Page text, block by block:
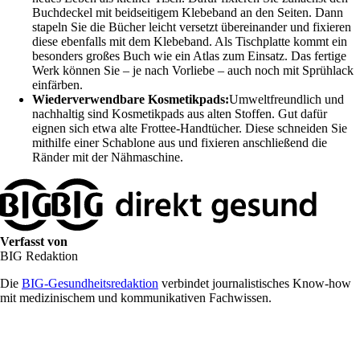
Buchdeckel mit beidseitigem Klebeband an den Seiten. Dann
stapeln Sie die Bücher leicht versetzt übereinander und fixieren
diese ebenfalls mit dem Klebeband. Als Tischplatte kommt ein
besonders großes Buch wie ein Atlas zum Einsatz. Das fertige
Werk können Sie – je nach Vorliebe – auch noch mit Sprühlack
einfärben.
Wiederverwendbare Kosmetikpads:Umweltfreundlich und
nachhaltig sind Kosmetikpads aus alten Stoffen. Gut dafür
eignen sich etwa alte Frottee-Handtücher. Diese schneiden Sie
mithilfe einer Schablone aus und fixieren anschließend die
Ränder mit der Nähmaschine.
Verfasst von
BIG Redaktion
Die BIG-Gesundheitsredaktion verbindet journalistisches Know-how
mit medizinischem und kommunikativen Fachwissen.